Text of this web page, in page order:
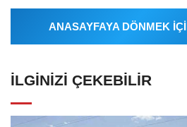
ANASAYFAYA DÖNMEK
İLGINIZI ÇEKEBILIR